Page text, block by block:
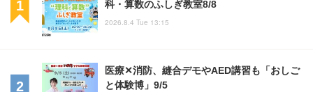
科・算数のふしぎ教室8/8
2026.8.4 Tue 13:15
医療✕消防、縫合デモやAED講習も「おしご
と体験博」9/5